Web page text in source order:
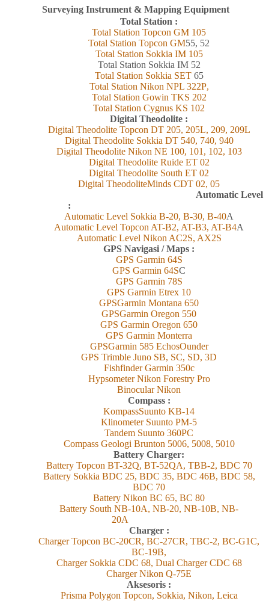
Surveying Instrument & Mapping Equipment
Total Station :
Total Station Topcon GM 105
Total Station Topcon GM55, 52
Total Station Sokkia IM105
Total Station Sokkia IM 52
Total Station Sokkia SET 65
Total Station Nikon NPL 322P,
Total Station Gowin TKS 202
Total Station Cygnus KS 102
Digital Theodolite :
Digital Theodolite Topcon DT 205, 205L, 209, 209L
Digital Theodolite Sokkia DT 540, 740, 940
Digital Theodolite Nikon NE 100, 101, 102, 103
Digital Theodolite Ruide ET 02
Digital Theodolite South ET 02
Digital TheodoliteMinds CDT 02, 05
Automatic Level
:
Automatic Level Sokkia B-20, B-30, B-40A
Automatic Level Topcon AT-B2, AT-B3, AT-B4A
Automatic Level Nikon AC2S, AX2S
GPS Navigasi / Maps :
GPS Garmin 64S
GPS Garmin 64SC
GPS Garmin 78S
GPS Garmin Etrex 10
GPSGarmin Montana 650
GPSGarmin Oregon 550
GPS Garmin Oregon 650
GPS Garmin Monterra
GPSGarmin 585 EchosOunder
GPS Trimble Juno SB, SC, SD, 3D
Fishfinder Garmin 350c
Hypsometer Nikon Forestry Pro
Binocular Nikon
Compass :
KompassSuunto KB-14
Klinometer Suunto PM-5
Tandem Suunto 360PC
Compass Geologi Brunton 5006, 5008, 5010
Battery Charger:
Battery Topcon BT-32Q, BT-52QA, TBB-2, BDC 70
Battery Sokkia BDC 25, BDC 35, BDC 46B, BDC 58,
BDC 70
Battery Nikon BC 65, BC 80
Battery South NB-10A, NB-20, NB-10B, NB-
20A
Charger :
Charger Topcon BC-20CR, BC-27CR, TBC-2, BC-G1C,
BC-19B,
Charger Sokkia CDC 68, Dual Charger CDC 68
Charger Nikon Q-75E
Aksesoris :
Prisma Polygon Topcon, Sokkia, Nikon, Leica